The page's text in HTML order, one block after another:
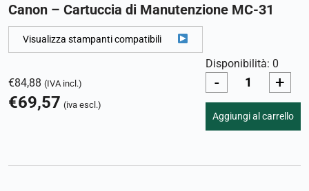
Canon – Cartuccia di Manutenzione MC-31
Visualizza stampanti compatibili
€84,88 (IVA incl.)
€69,57 (iva escl.)
Disponibilità: 0
- +
Aggiungi al carrello